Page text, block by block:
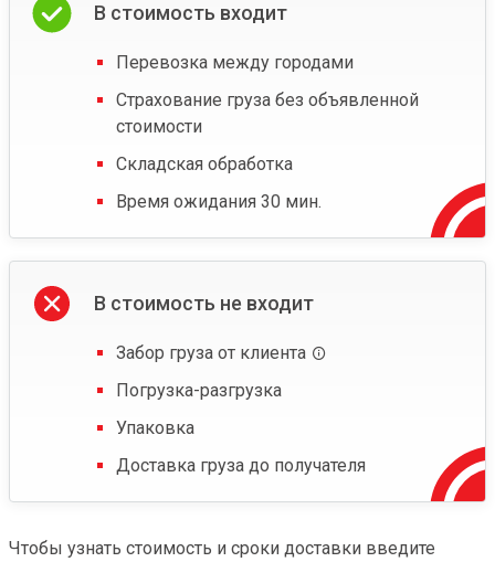
В стоимость входит
Перевозка между городами
Страхование груза без объявленной
стоимости
Складская обработка
Время ожидания 30 мин.
В стоимость не входит
Забор груза от клиента
Погрузка-разгрузка
Упаковка
Доставка груза до получателя
Чтобы узнать стоимость и сроки доставки введите